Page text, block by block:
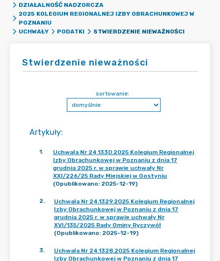
DZIAŁALNOŚĆ NADZORCZA
2025 KOLEGIUM REGIONALNEJ IZBY OBRACHUNKOWEJ W
POZNANIU
UCHWAŁY
PODATKI STWIERDZENIE NIEWAŻNOŚCI
Stwierdzenie nieważności
Artykuły:
sortowanie:
1.
Uchwała Nr 24.1330.2025 Kolegium Regionalnej
Izby Obrachunkowej w Poznaniu z dnia 17
grudnia 2025 r. w sprawie uchwały Nr
XXI/226/25 Rady Miejskiej w Gostyniu
(Opublikowano: 2025-12-19)
2.
Uchwała Nr 24.1329.2025 Kolegium Regionalnej
Izby Obrachunkowej w Poznaniu z dnia 17
grudnia 2025 r. w sprawie uchwały Nr
XVI/135/2025 Rady Gminy Ryczywół
(Opublikowano: 2025-12-19)
3.
Uchwała Nr 24.1328.2025 Kolegium Regionalnej
Izby Obrachunkowej w Poznaniu z dnia 17